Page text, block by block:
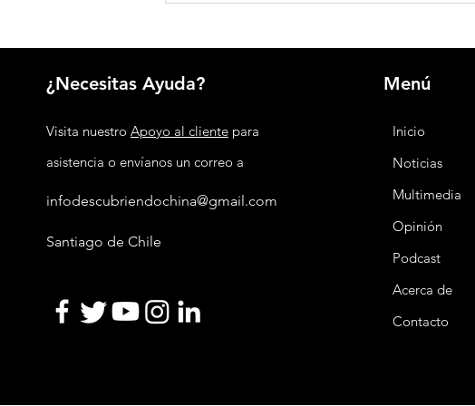
¿Necesitas Ayuda?
Visita nuestro Apoyo al clientepara
asistencia o envíanos un correo a
infodescubriendochina@gmail.com
Santiago de Chile
Menú
Inicio
Noticias
Multimedia
Opinión
Podcast
Acerca de
Contacto